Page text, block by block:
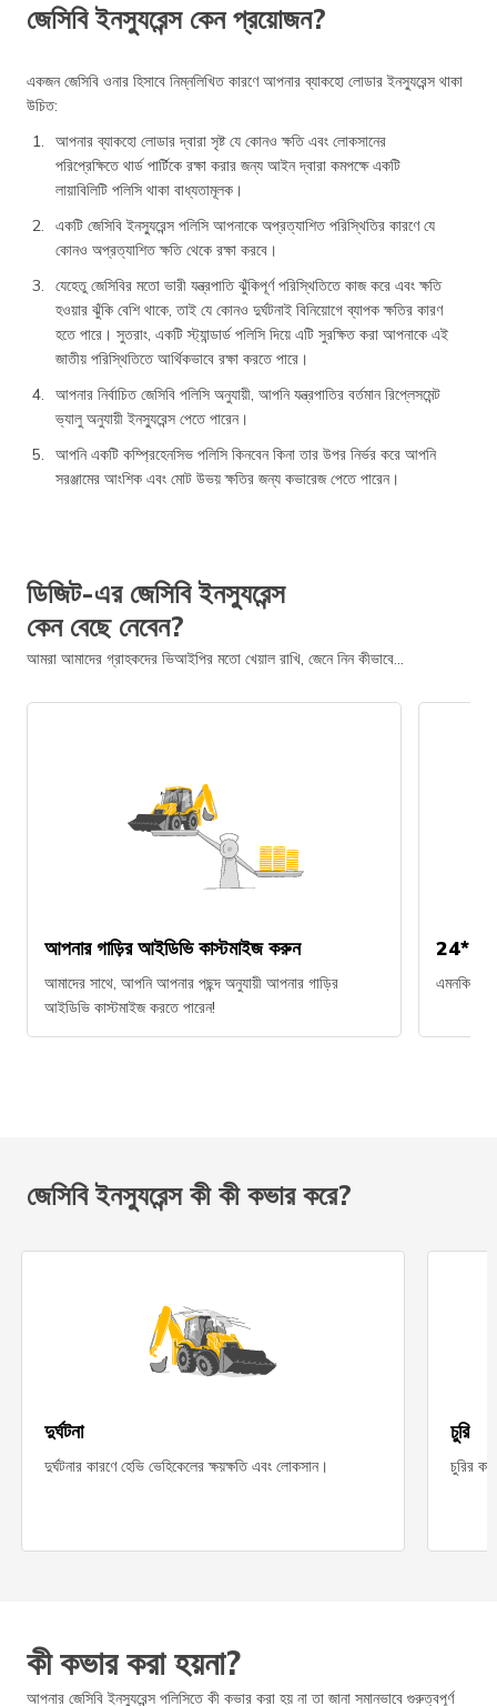
জেসিবি ইনস্যুরেন্স কেন প্রয়োজন?
একজন জেসিবি ওনার হিসাবে নিম্নলিখিত কারণে আপনার ব্যাকহো লোডার ইনস্যুরেন্স থাকা
উচিত:
আপনার ব্যাকহো লোডার দ্বারা সৃষ্ট যে কোনও ক্ষতি এবং লোকসানের
পরিপ্রেক্ষিতে থার্ড পার্টিকে রক্ষা করার জন্য আইন দ্বারা কমপক্ষে একটি
লায়াবিলিটি পলিসি থাকা বাধ্যতামূলক।
একটি জেসিবি ইনস্যুরেন্স পলিসি আপনাকে অপ্রত্যাশিত পরিস্থিতির কারণে যে
কোনও অপ্রত্যাশিত ক্ষতি থেকে রক্ষা করবে।
যেহেতু জেসিবির মতো ভারী যন্ত্রপাতি ঝুঁকিপূর্ণ পরিস্থিতিতে কাজ করে এবং ক্ষতি
হওয়ার ঝুঁকি বেশি থাকে, তাই যে কোনও দুর্ঘটনাই বিনিয়োগে ব্যাপক ক্ষতির কারণ
হতে পারে। সুতরাং, একটি স্ট্যান্ডার্ড পলিসি দিয়ে এটি সুরক্ষিত করা আপনাকে এই
জাতীয় পরিস্থিতিতে আর্থিকভাবে রক্ষা করতে পারে।
আপনার নির্বাচিত জেসিবি পলিসি অনুযায়ী, আপনি যন্ত্রপাতির বর্তমান রিপ্লেসমেন্ট
ভ্যালু অনুযায়ী ইনস্যুরেন্স পেতে পারেন।
আপনি একটি কম্প্রিহেনসিভ পলিসি কিনবেন কিনা তার উপর নির্ভর করে আপনি
সরঞ্জামের আংশিক এবং মোট উভয় ক্ষতির জন্য কভারেজ পেতে পারেন।
ডিজিট-এর জেসিবি ইনস্যুরেন্স
কেন বেছে নেবেন?
আমরা আমাদের গ্রাহকদের ভিআইপির মতো খেয়াল রাখি, জেনে নিন কীভাবে...
আপনার গাড়ির আইডিভি কাস্টমাইজ করুন
আমাদের সাথে, আপনি আপনার পছন্দ অনুযায়ী আপনার গাড়ির
আইডিভি কাস্টমাইজ করতে পারেন!
24*7
এমনকি
জেসিবি ইনস্যুরেন্স কী কী কভার করে?
দুর্ঘটনা
দুর্ঘটনার কারণে হেভি ভেহিকেলের ক্ষয়ক্ষতি এবং লোকসান।
চুরি
চুরির
কী কভার করা হয়না?
আপনার জেসিবি ইনস্যুরেন্স পলিসিতে কী কভার করা হয় না তা জানা সমানভাবে গুরুত্বপূর্ণ